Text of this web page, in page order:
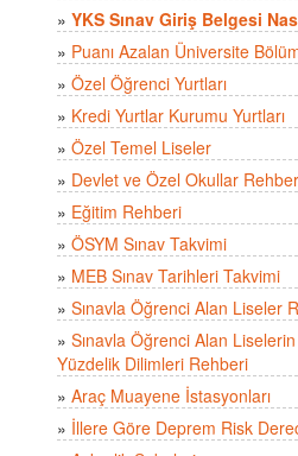
» YKS Sınav Giriş Belgesi
» Puanı Azalan Üniversite
» Özel Öğrenci Yurtları
» Kredi Yurtlar Kurumu Yurtları
» Özel Temel Liseler
» Devlet ve Özel Okullar
» Eğitim Rehberi
» ÖSYM Sınav Takvimi
» MEB Sınav Tarihleri Takvimi
» Sınavla Öğrenci Alan Liseler
» Sınavla Öğrenci Alan
Yüzdelik Dilimleri Rehberi
» Araç Muayene İstasyonları
» İllere Göre Deprem Risk